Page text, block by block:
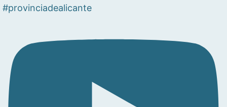
#provinciadealicante